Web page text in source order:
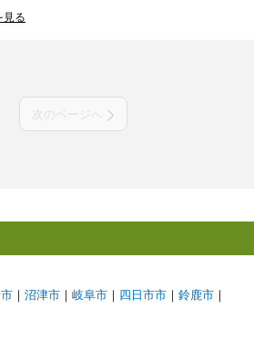
る
次のページへ
｜ 沼津市 ｜ 岐阜市 ｜ 四日市市 ｜ 鈴鹿市 ｜